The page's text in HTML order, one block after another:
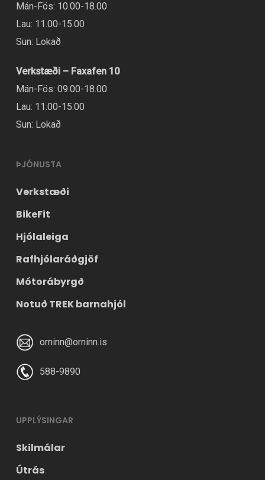
Mán-Fös: 10.00-18.00
Lau: 11.00-15.00
Sun: Lokað
Verkstæði – Faxafen 10
Mán-Fös: 09.00-18.00
Lau: 11.00-15.00
Sun: Lokað
ÞJÓNUSTA
Verkstæði
BikeFit
Hjólaleiga
Rafhjólaráðgjöf
Mótorábyrgð
Notuð TREK barnahjól
orninn@orninn.is
588-9890
UPPLÝSINGAR
Skilmálar
Útrás